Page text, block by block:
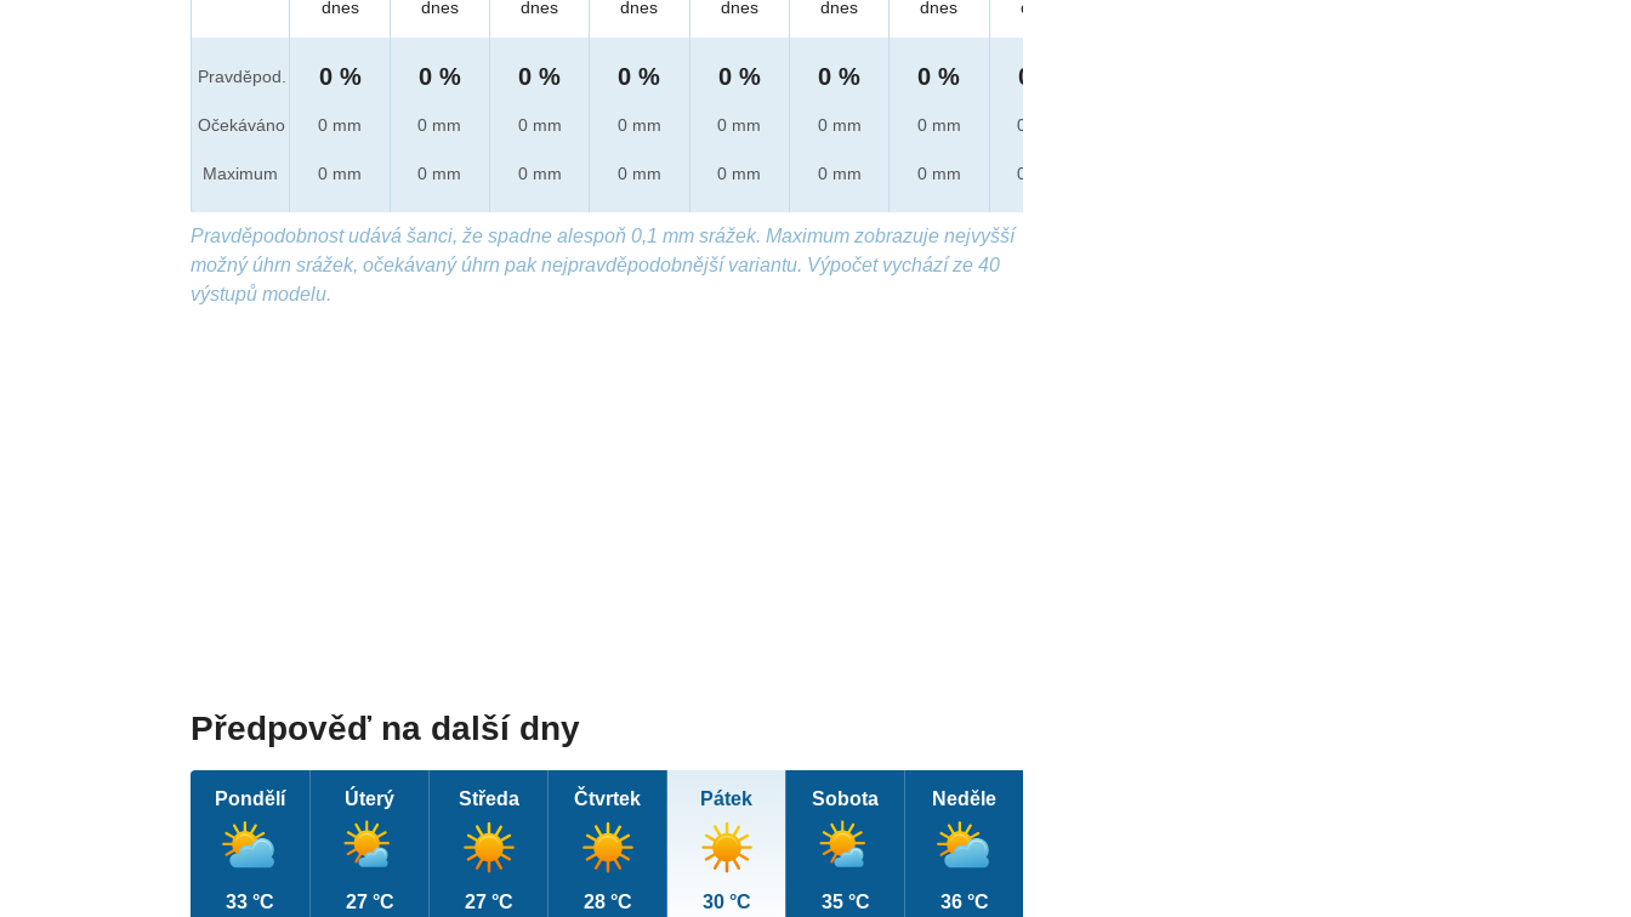
Pravděpod.
Očekáváno
Maximum
dnes
0 %
0 mm
0 mm
dnes
0 %
0 mm
0 mm
dnes
0 %
0 mm
0 mm
dnes
0 %
0 mm
0 mm
dnes
0 %
0 mm
0 mm
dnes
0 %
0 mm
0 mm
dnes
0 %
0 mm
0 mm
dnes
0 %
0 mm
0 mm
Pravděpodobnost udává šanci, že spadne alespoň 0,1 mm srážek. Maximum zobrazuje nejvyšší
možný úhrn srážek, očekávaný úhrn pak nejpravděpodobnější variantu. Výpočet vychází ze 40
výstupů modelu.
Předpověď na další dny
Pondělí
33 °C
Úterý
27 °C
Středa
27 °C
Čtvrtek
28 °C
Pátek
30 °C
Sobota
35 °C
Neděle
36 °C